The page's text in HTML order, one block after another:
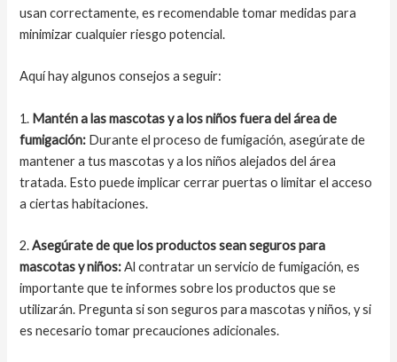
usan correctamente, es recomendable tomar medidas para
minimizar cualquier riesgo potencial.
Aquí hay algunos consejos a seguir:
1. Mantén a las mascotas y a los niños fuera del área de
fumigación: Durante el proceso de fumigación, asegúrate de
mantener a tus mascotas y a los niños alejados del área
tratada. Esto puede implicar cerrar puertas o limitar el acceso
a ciertas habitaciones.
2.Asegúrate de que los productos sean seguros para
mascotas y niños:Al contratar un servicio de fumigación, es
importante que te informes sobre los productos que se
utilizarán. Pregunta si son seguros para mascotas y niños, y si
es necesario tomar precauciones adicionales.